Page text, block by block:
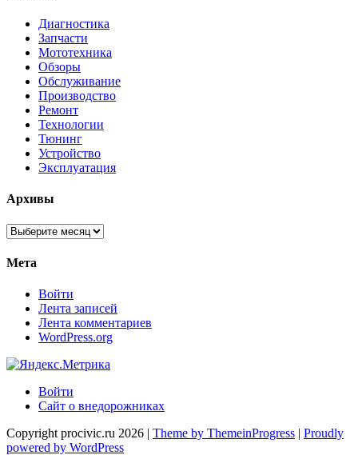
Диагностика
Запчасти
Мототехника
Обзоры
Обслуживание
Производство
Ремонт
Технологии
Тюнинг
Устройство
Эксплуатация
Архивы
Архивы
Мета
Войти
Лента записей
Лента комментариев
WordPress.org
Войти
Сайт о внедорожниках
Copyright procivic.ru 2026 | Theme by ThemeinProgress | Proudly
powered by WordPress